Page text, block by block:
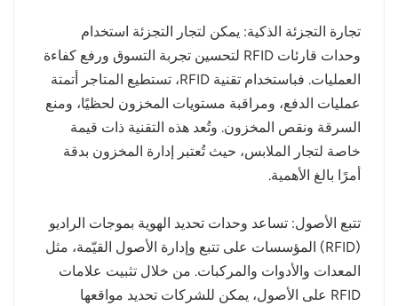
تجارة التجزئة الذكية: يمكن لتجار التجزئة استخدام
وحدات قارئات RFID لتحسين تجربة التسوق ورفع كفاءة
العمليات. فباستخدام تقنية RFID، تستطيع المتاجر أتمتة
عمليات الدفع، ومراقبة مستويات المخزون لحظيًا، ومنع
السرقة ونقص المخزون. وتُعد هذه التقنية ذات قيمة
خاصة لتجار الملابس، حيث تُعتبر إدارة المخزون بدقة
أمرًا بالغ الأهمية.
تتبع الأصول: تساعد وحدات تحديد الهوية بموجات الراديو
(RFID) المؤسسات على تتبع وإدارة الأصول القيّمة، مثل
المعدات والأدوات والمركبات. من خلال تثبيت علامات
RFID على الأصول، يمكن للشركات تحديد مواقعها